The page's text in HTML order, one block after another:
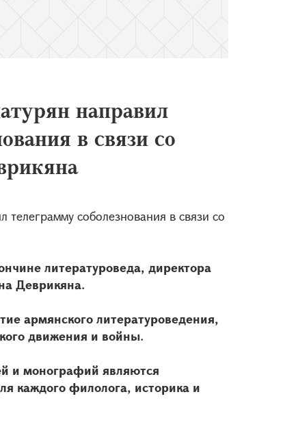
направил
в связи со
соболезнования в связи со
литературоведа, директора
Деврикяна.
армянского литературоведения,
движения и войны.
и монографий являются
каждого филолога, историка и